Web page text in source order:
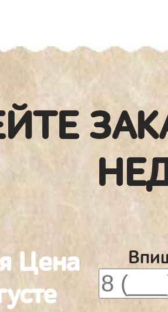
Цена